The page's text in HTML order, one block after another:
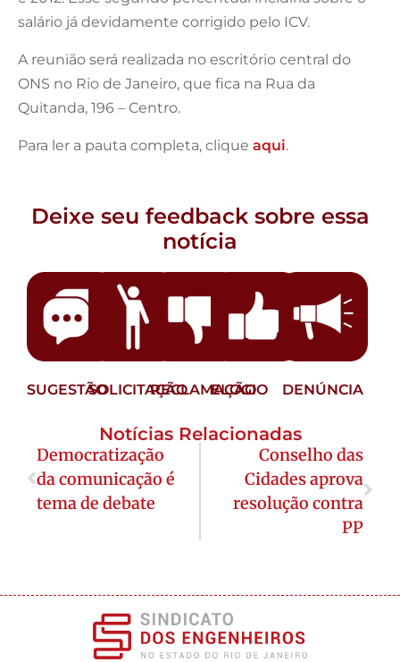
salário já devidamente corrigido pelo ICV.
A reunião será realizada no escritório central do
ONS no Rio de Janeiro, que fica na Rua da
Quitanda, 196 – Centro.
Para ler a pauta completa, clique aqui.
Deixe seu feedback sobre essa
notícia
SUGESTÃOSOLICITAÇÃORECLAMAÇÃO
ELOGIO DENÚNCIA
Notícias Relacionadas
Democratização
da comunicação é
tema de debate
Conselho das
Cidades aprova
resolução contra
PP